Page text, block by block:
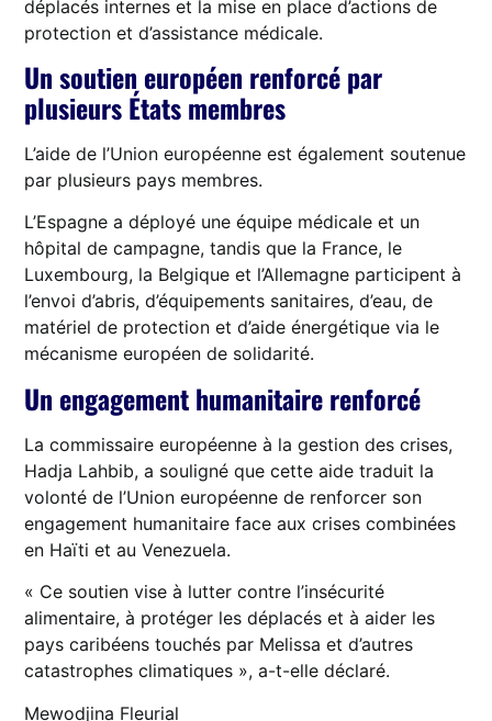
déplacés internes et la mise en place d’actions de
protection et d’assistance médicale.
Un soutien européen renforcé par
plusieurs États membres
L’aide de l’Union européenne est également soutenue
par plusieurs pays membres.
L’Espagne a déployé une équipe médicale et un
hôpital de campagne, tandis que la France, le
Luxembourg, la Belgique et l’Allemagne participent à
l’envoi d’abris, d’équipements sanitaires, d’eau, de
matériel de protection et d’aide énergétique via le
mécanisme européen de solidarité.
Un engagement humanitaire renforcé
La commissaire européenne à la gestion des crises,
Hadja Lahbib, a souligné que cette aide traduit la
volonté de l’Union européenne de renforcer son
engagement humanitaire face aux crises combinées
en Haïti et au Venezuela.
« Ce soutien vise à lutter contre l’insécurité
alimentaire, à protéger les déplacés et à aider les
pays caribéens touchés par Melissa et d’autres
catastrophes climatiques », a-t-elle déclaré.
Mewodjina Fleurial